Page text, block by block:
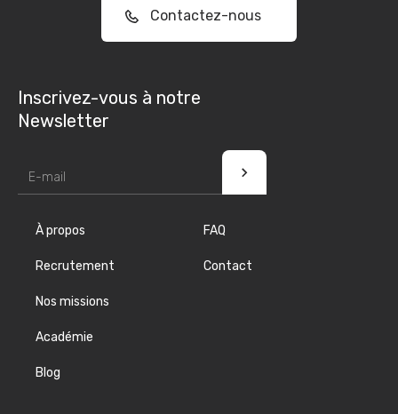
Contactez-nous
Inscrivez-vous à notre
Newsletter
À propos
Recrutement
Nos missions
Académie
Blog
FAQ
Contact